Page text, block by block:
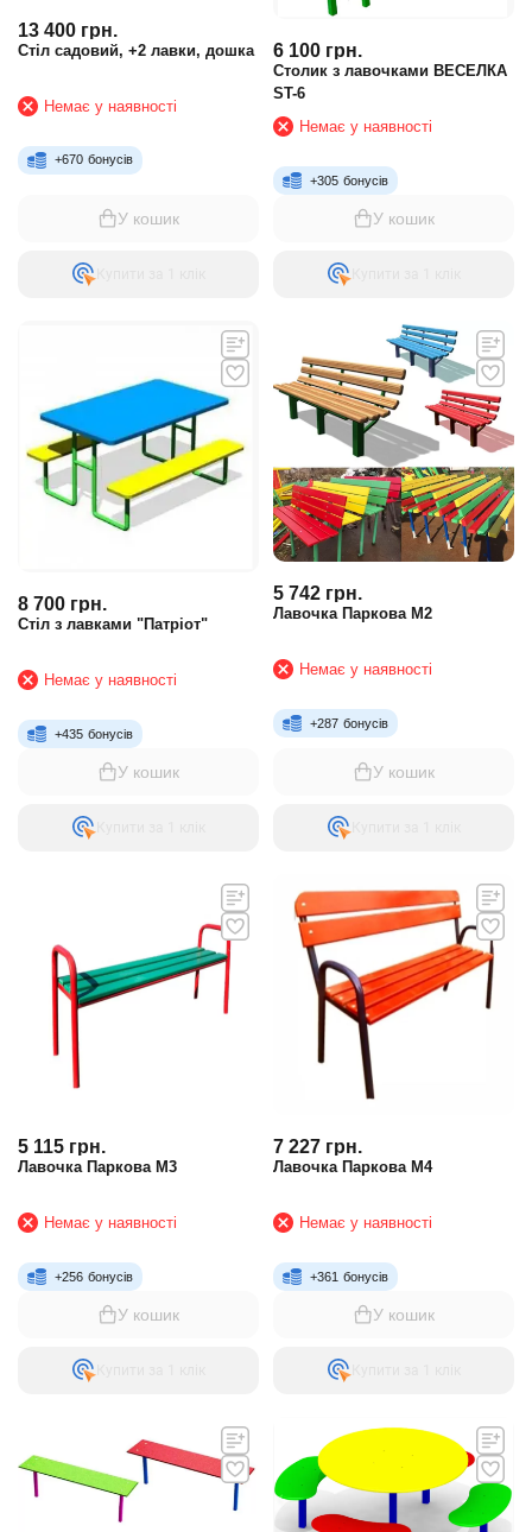
13 400 грн.
Стіл садовий, +2 лавки, дошка
Немає у наявності
+670 бонусів
У кошик
Купити за 1 клiк
6 100 грн.
Столик з лавочками ВЕСЕЛКА
ST-6
Немає у наявності
+305 бонусів
У кошик
Купити за 1 клiк
8 700 грн.
Стіл з лавками "Патріот"
Немає у наявності
+435 бонусів
У кошик
Купити за 1 клiк
5 742 грн.
Лавочка Паркова М2
Немає у наявності
+287 бонусів
У кошик
Купити за 1 клiк
5 115 грн.
Лавочка Паркова М3
Немає у наявності
+256 бонусів
У кошик
Купити за 1 клiк
7 227 грн.
Лавочка Паркова М4
Немає у наявності
+361 бонусів
У кошик
Купити за 1 клiк